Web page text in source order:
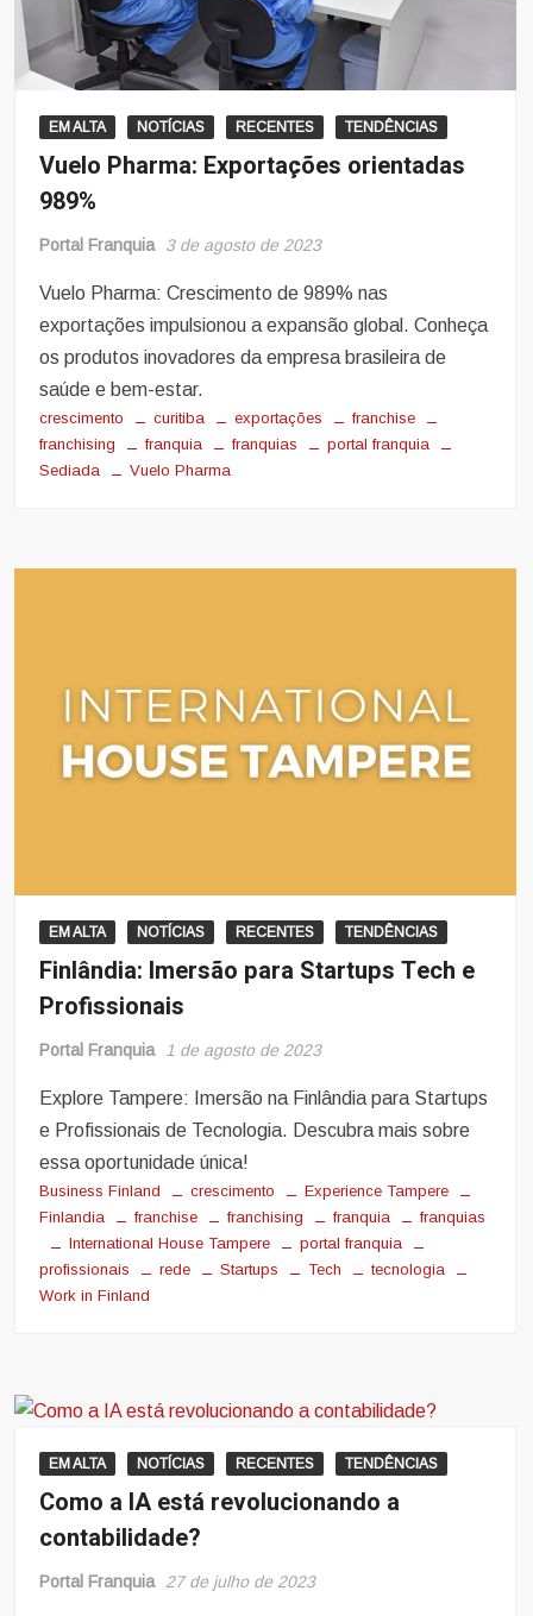
EM ALTA NOTÍCIAS RECENTES TENDÊNCIAS
Vuelo Pharma: Exportações orientadas
989%
Portal Franquia 3 de agosto de 2023
Vuelo Pharma: Crescimento de 989% nas
exportações impulsionou a expansão global. Conheça
os produtos inovadores da empresa brasileira de
saúde e bem-estar.
crescimento curitiba exportações
franchise
franchising
franquia franquias
portal franquia
Sediada
Vuelo Pharma
EM ALTA NOTÍCIAS RECENTES TENDÊNCIAS
Finlândia: Imersão para Startups Tech e
Profissionais
Portal Franquia 1 de agosto de 2023
Explore Tampere: Imersão na Finlândia para Startups
e Profissionais de Tecnologia. Descubra mais sobre
essa oportunidade única!
Business Finland crescimento
Experience Tampere
Finlandia
franchise franchising franquia
franquias
International House Tampere
portal franquia
profissionais
rede Startups Tech
tecnologia
Work in Finland
EM ALTA NOTÍCIAS RECENTES TENDÊNCIAS
Como a IA está revolucionando a
contabilidade?
Portal Franquia 27 de julho de 2023